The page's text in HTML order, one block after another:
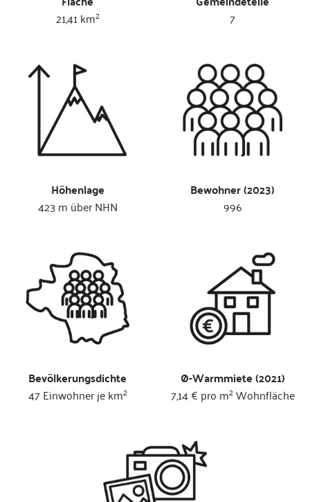
21,41 km2 7
Höhenlage
423 m über NHN
Bewohner (2023)
996
Bevölkerungsdichte
47 Einwohner je km2
Ø-Warmmiete (2021)
7,14 € pro m2Wohnfläche